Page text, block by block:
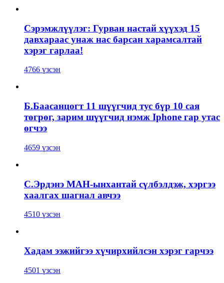
Сэрэмжлүүлэг: Гурван настай хүүхэд 15
давхараас унаж нас барсан харамсалтай
хэрэг гарлаа!
4766 үзсэн
Б.Баасанцогт 11 шүүгчид тус бүр 10 сая
төгрөг, зарим шүүгчид нэмж Iphone гар утас
өгчээ
4659 үзсэн
С.Эрдэнэ МАН-ынхантай сүлбэлдэж, хэргээ
хаалгах шагнал авчээ
4510 үзсэн
Хадам ээжийгээ хүчирхийлсэн хэрэг гарчээ
4501 үзсэн